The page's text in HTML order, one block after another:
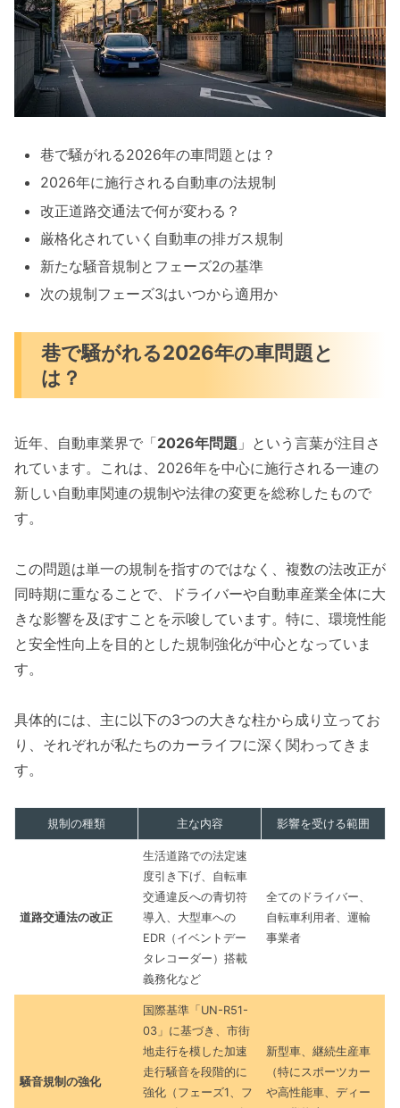
巷で騒がれる2026年の車問題とは？
2026年に施行される自動車の法規制
改正道路交通法で何が変わる？
厳格化されていく自動車の排ガス規制
新たな騒音規制とフェーズ2の基準
次の規制フェーズ3はいつから適用か
巷で騒がれる2026年の車問題と
は？
近年、自動車業界で「2026年問題 」という言葉が注目さ
れています。これは、2026年を中心に施行される一連の
新しい自動車関連の規制や法律の変更を総称したもので
す。
この問題は単一の規制を指すのではなく、複数の法改正が
同時期に重なることで、ドライバーや自動車産業全体に大
きな影響を及ぼすことを示唆しています。特に、環境性能
と安全性向上を目的とした規制強化が中心となっていま
す。
具体的には、主に以下の3つの大きな柱から成り立ってお
り、それぞれが私たちのカーライフに深く関わってきま
す。
規制の種類 主な内容 影響を受ける範囲
道路交通法の改正
生活道路での法定速
度引き下げ、自転車
交通違反への青切符
導入、大型車への
EDR（イベントデー
タレコーダー）搭載
義務化など
全てのドライバー、
自転車利用者、運輸
事業者
騒音規制の強化
国際基準「UN-R51-
03」に基づき、市街
地走行を模した加速
走行騒音を段階的に
強化（フェーズ1、フ
新型車、継続生産車
（特にスポーツカー
や高性能車、ディー